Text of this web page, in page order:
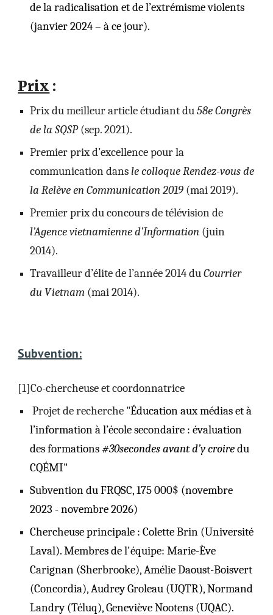
de la radicalisation et de l’extrémisme violents
(janvier 2024 – à ce jour).
Prix :
Prix du meilleur article étudiant du58e Congrès
de la SQSP(sep. 2021).
Premier prix d’excellence pour la
communication dans le colloque Rendez-vous de
la Relève en Communication 2019 (mai 2019).
Premier prix du concours de télévision de
l’Agence vietnamienne d’Information (juin
2014).
Travailleur d’élite de l’année 2014 duCourrier
du Vietnam (mai 2014).
Subvention:
[1]Co-chercheuse et coordonnatrice
Projet de recherche "Éducation aux médias et à
l’information à l’école secondaire : évaluation
des formations#30secondes avant d’y croiredu
CQÉMI"
Subvention du FRQSC, 175 000$ (novembre
2023 - novembre 2026)
Chercheuse principale : Colette Brin (Université
Laval). Membres de l'équipe: Marie-Ève
Carignan (Sherbrooke), Amélie Daoust-Boisvert
(Concordia), Audrey Groleau (UQTR), Normand
Landry (Téluq), Geneviève Nootens (UQAC).